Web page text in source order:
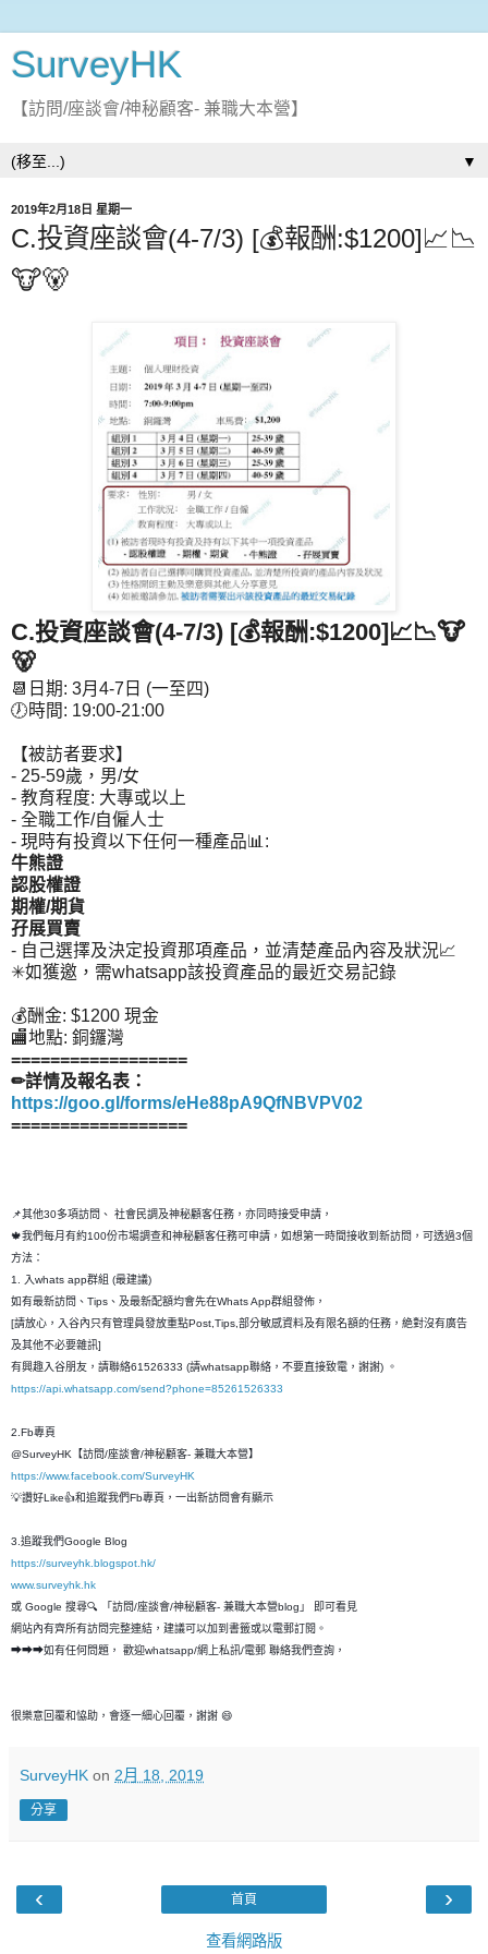
SurveyHK
【訪問/座談會/神秘顧客- 兼職大本營】
▼
2019年2月18日 星期一
C.投資座談會(4-7/3) [💰報酬:$1200]📈📉
🐮🐻
C.投資座談會(4-7/3) [💰報酬:$1200]📈📉🐮
🐻
📆日期: 3月4-7日 (一至四)
🕖時間: 19:00-21:00
【被訪者要求】
- 25-59歲，男/女
- 教育程度: 大專或以上
- 全職工作/自僱人士
- 現時有投資以下任何一種產品📊:
牛熊證
認股權證
期權/期貨
孖展買賣
- 自己選擇及決定投資那項產品，並清楚產品內容及狀況📈
✳如獲邀，需whatsapp該投資產品的最近交易記錄
💰酬金: $1200 現金
🏬地點: 銅鑼灣
==================
✏詳情及報名表：
https://goo.gl/forms/eHe88pA9QfNBVPV02
==================
📌其他30多項訪問、 社會民調及神秘顧客任務，亦同時接受申請，
🍁我們每月有約100份市場調查和神秘顧客任務可申請，如想第一時間接收到新訪問，可透過3個
方法：
1. 入whats app群組 (最建議)
如有最新訪問、Tips、及最新配額均會先在Whats App群組發佈，
[請放心，入谷內只有管理員發放重點Post,Tips,部分敏感資料及有限名額的任務，絶對沒有廣告
及其他不必要雜訊]
有興趣入谷朋友，請聯絡61526333 (請whatsapp聯絡，不要直接致電，謝謝) 。
https://api.whatsapp.com/send?phone=85261526333
2.Fb專頁
@SurveyHK【訪問/座談會/神秘顧客- 兼職大本營】
https://www.facebook.com/SurveyHK
💡讚好Like👍和追蹤我們Fb專頁，一出新訪問會有顯示
3.追蹤我們Google Blog
https://surveyhk.blogspot.hk/
www.surveyhk.hk
或 Google 搜尋🔍 「訪問/座談會/神秘顧客- 兼職大本營blog」 即可看見
網站內有齊所有訪問完整連結，建議可以加到書籤或以電郵訂閱。
➡➡➡如有任何問題， 歡迎whatsapp/網上私訊/電郵 聯絡我們查詢，
很樂意回覆和恊助，會逐一細心回覆，謝謝 😄
SurveyHK on 2月 18, 2019
分享
‹ ›
首頁
查看網路版